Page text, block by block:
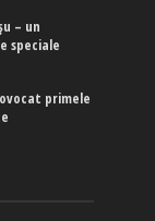
– un
speciale
primele